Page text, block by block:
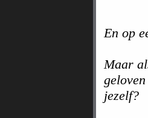
En op
Maar
jezelf?